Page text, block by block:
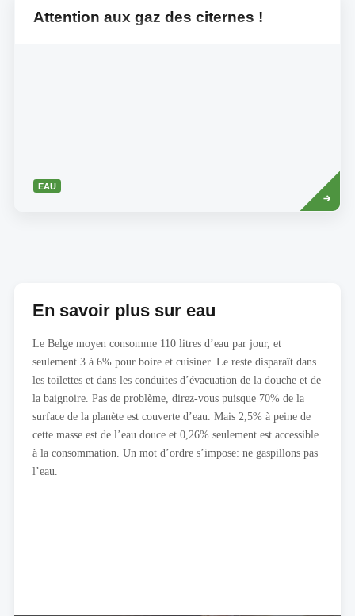
Attention aux gaz des citernes !
EAU
more
En savoir plus sur eau
Le Belge moyen consomme 110 litres d’eau par jour, et
seulement 3 à 6% pour boire et cuisiner. Le reste disparaît dans
les toilettes et dans les conduites d’évacuation de la douche et de
la baignoire. Pas de problème, direz-vous puisque 70% de la
surface de la planète est couverte d’eau. Mais 2,5% à peine de
cette masse est de l’eau douce et 0,26% seulement est accessible
à la consommation. Un mot d’ordre s’impose: ne gaspillons pas
l’eau.